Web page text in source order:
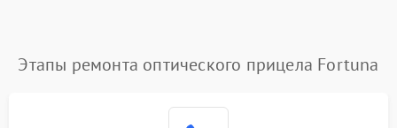
Этапы ремонта оптического прицела Fortuna